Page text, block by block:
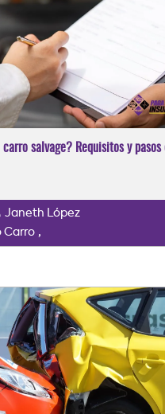
carro salvage? Requisitos y pasos
Janeth López
Carro,